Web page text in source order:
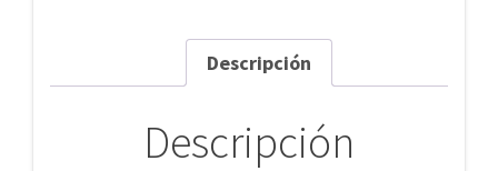
Descripción
Descripción